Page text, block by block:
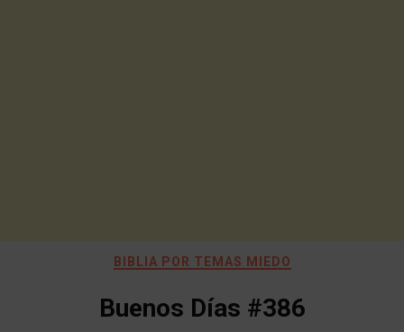
BIBLIA POR TEMAS MIEDO
Buenos Días #386